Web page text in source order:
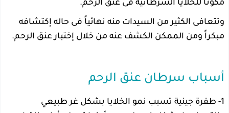
مكوناً للخلايا السرطانية فى عنق الرحم.
وتتعافى الكثير من السيدات منه نهائياً فى حاله إكتشافه
مبكراً ومن الممكن الكشف عنه من خلال إختبار عنق الرحم.
أسباب سرطان عنق الرحم
1- طفرة جينية تسبب نمو الخلايا بشكل غر طبيعي